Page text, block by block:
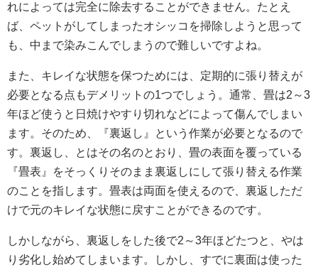
れによっては完全に除去することができません。たとえ
ば、ペットがしてしまったオシッコを掃除しようと思って
も、中まで染みこんでしまうので難しいですよね。
また、キレイな状態を保つためには、定期的に張り替えが
必要となる点もデメリットの1つでしょう。通常、畳は2～3
年ほど使うと日焼けやすり切れなどによって傷んでしまい
ます。そのため、『裏返し』という作業が必要となるので
す。裏返し、とはその名のとおり、畳の表面を覆っている
『畳表』をそっくりそのまま裏返しにして張り替える作業
のことを指します。畳表は両面を使えるので、裏返しただ
けで元のキレイな状態に戻すことができるのです。
しかしながら、裏返しをした後で2～3年ほどたつと、やは
り劣化し始めてしまいます。しかし、すでに裏面は使った